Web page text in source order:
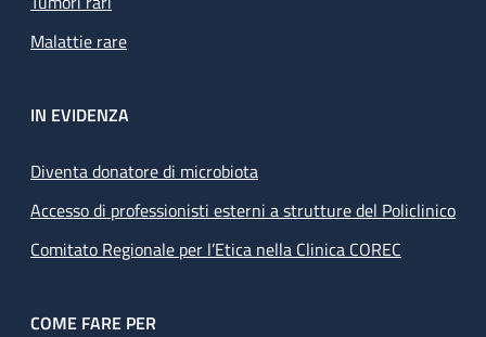
Malattie rare
IN EVIDENZA
Diventa donatore di microbiota
Accesso di professionisti esterni a strutture del Policlinico
Comitato Regionale per l’Etica nella Clinica COREC
COME FARE PER